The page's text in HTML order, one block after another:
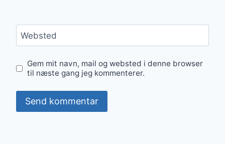
Websted
Gem mit navn, mail og websted i denne browser
til næste gang jeg kommenterer.